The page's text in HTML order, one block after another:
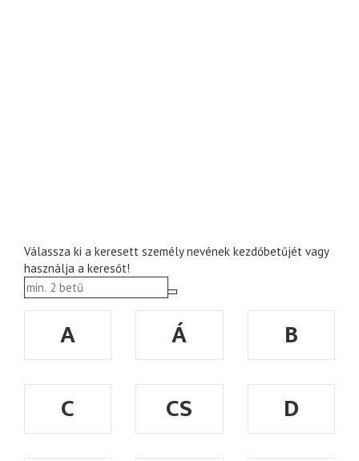
Válassza ki a keresett személy nevének kezdőbetűjét vagy
használja a keresőt!
A Á
B
C
CS
D